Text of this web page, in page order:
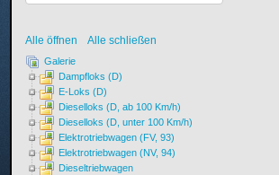
Alle öffnen Alle schließen
Galerie
Dampfloks (D)
E-Loks (D)
Dieselloks (D, ab 100 Km/h)
Dieselloks (D, unter 100 Km/h)
Elektrotriebwagen (FV, 93)
Elektrotriebwagen (NV, 94)
Dieseltriebwagen